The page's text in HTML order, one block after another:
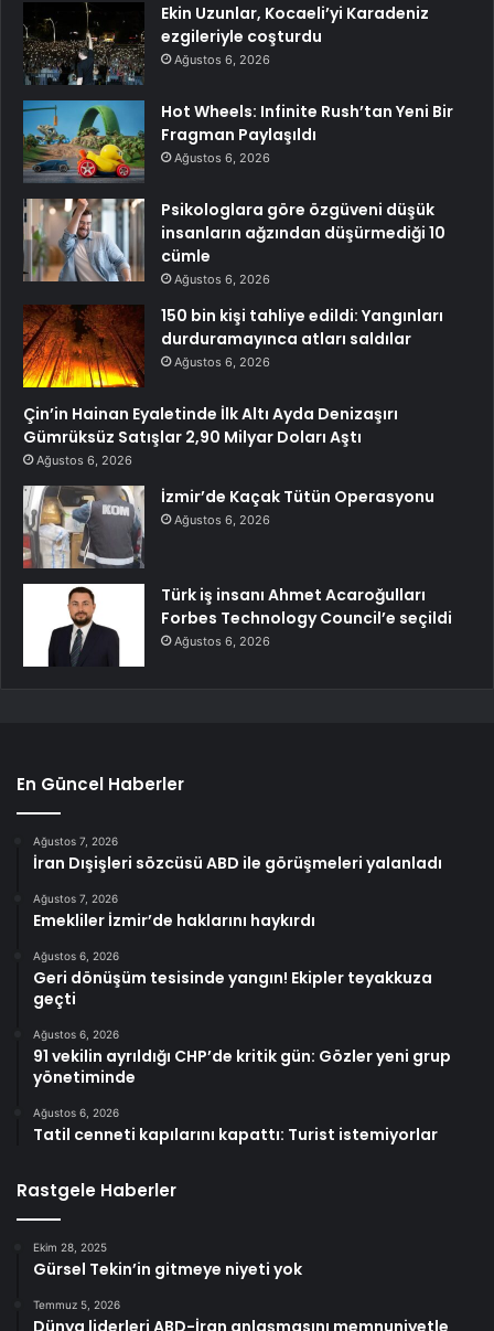
Ekin Uzunlar, Kocaeli’yi Karadeniz
ezgileriyle coşturdu
Ağustos 6, 2026
Hot Wheels: Infinite Rush’tan Yeni Bir
Fragman Paylaşıldı
Ağustos 6, 2026
Psikologlara göre özgüveni düşük
insanların ağzından düşürmediği 10
cümle
Ağustos 6, 2026
150 bin kişi tahliye edildi: Yangınları
durduramayınca atları saldılar
Ağustos 6, 2026
Çin’in Hainan Eyaletinde İlk Altı Ayda Denizaşırı
Gümrüksüz Satışlar 2,90 Milyar Doları Aştı
Ağustos 6, 2026
İzmir’de Kaçak Tütün Operasyonu
Ağustos 6, 2026
Türk iş insanı Ahmet Acaroğulları
Forbes Technology Council’e seçildi
Ağustos 6, 2026
En Güncel Haberler
Ağustos 7, 2026
İran Dışişleri sözcüsü ABD ile görüşmeleri yalanladı
Ağustos 7, 2026
Emekliler İzmir’de haklarını haykırdı
Ağustos 6, 2026
Geri dönüşüm tesisinde yangın! Ekipler teyakkuza
geçti
Ağustos 6, 2026
91 vekilin ayrıldığı CHP’de kritik gün: Gözler yeni grup
yönetiminde
Ağustos 6, 2026
Tatil cenneti kapılarını kapattı: Turist istemiyorlar
Rastgele Haberler
Ekim 28, 2025
Gürsel Tekin’in gitmeye niyeti yok
Temmuz 5, 2026
Dünya liderleri ABD-İran anlaşmasını memnuniyetle